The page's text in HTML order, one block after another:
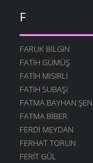
F
FARUK BILGIN
FATIH GÜMÜŞ
FATIH MISIRLI
FATIH SUBAŞI
FATMA BAYHAN
FATMA BIBER
FERDI MEYDAN
FERHAT TORUN
FERIT GÜL